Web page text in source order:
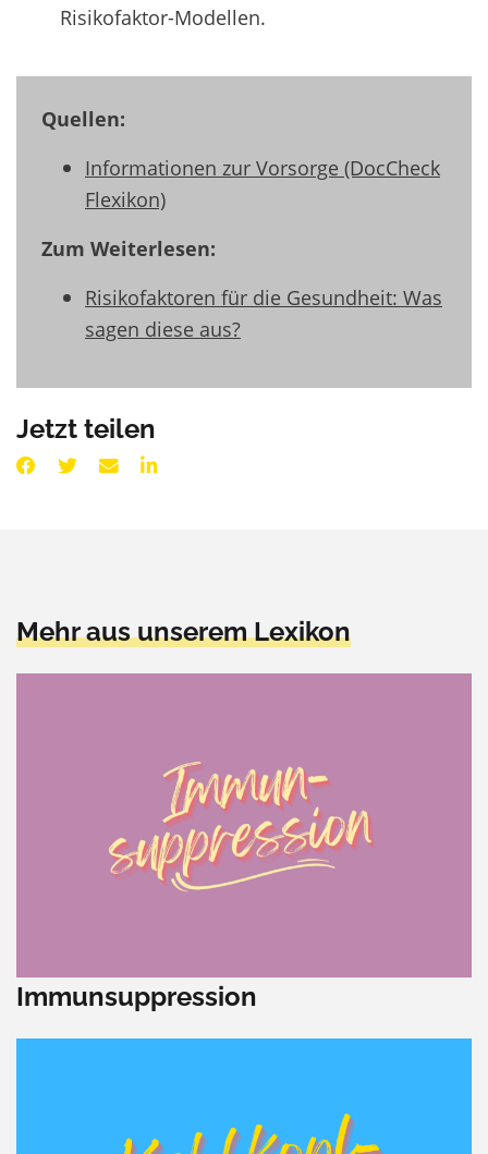
Risikofaktor-Modellen.
Quellen:
Informationen zur Vorsorge (DocCheck
Flexikon)
Zum Weiterlesen:
Risikofaktoren für die Gesundheit: Was
sagen diese aus?
Jetzt teilen
Mehr aus unserem Lexikon
Immunsuppression